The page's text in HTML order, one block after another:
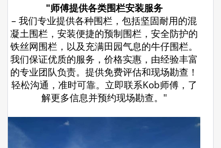
"师傅提供各类围栏安装服务
– 我们专业提供各种围栏，包括坚固耐用的混
凝土围栏，安装便捷的预制围栏，安全防护的
铁丝网围栏，以及充满田园气息的牛仔围栏。
我们保证优质的服务，价格实惠，由经验丰富
的专业团队负责。提供免费评估和现场勘查！
轻松沟通，准时可靠。立即联系Kob师傅，了
解更多信息并预约现场勘查。"